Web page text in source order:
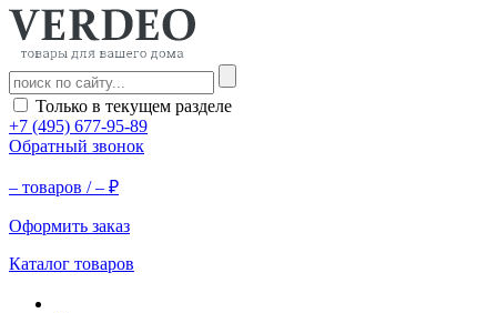
Только в текущем разделе
+7 (495) 677-95-89
Обратный звонок
– товаров /– ₽
Оформить заказ
Каталог товаров